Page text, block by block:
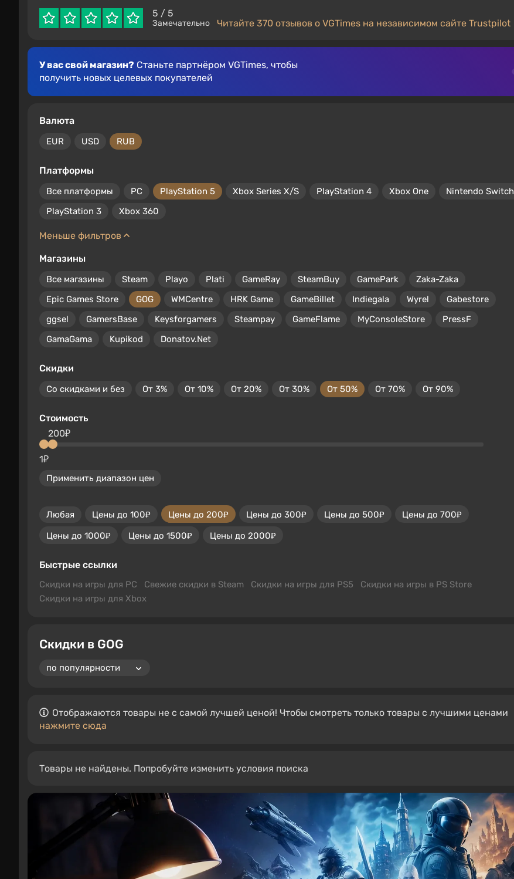
5 / 5
Замечательно Читайте 370 отзывов о VGTimes на независимом сайте Trustpilot
У вас свой магазин? Станьте партнёром VGTimes, чтобы
получить новых целевых покупателей
Валюта
EUR USD RUB
Платформы
Все платформы PC PlayStation 5 Xbox Series X/S PlayStation 4 Xbox One
Nintendo Switch
PlayStation 3
Xbox 360
Меньше фильтров
Магазины
Все магазины Steam Playo Plati GameRay SteamBuy GamePark
Zaka-Zaka
Epic Games Store
GOG WMCentre HRK Game GameBillet Indiegala Wyrel
Gabestore
ggsel
GamersBase Keysforgamers Steampay GameFlame MyConsoleStore
PressF
GamaGama
Kupikod Donatov.Net
Скидки
Со скидками и без От 3% От 10% От 20% От 30% От 50% От 70% От 90%
Стоимость
1₽
200₽
Применить диапазон цен
Любая Цены до 100₽ Цены до 200₽ Цены до 300₽ Цены до 500₽
Цены до 700₽
Цены до 1000₽
Цены до 1500₽ Цены до 2000₽
Быстрые ссылки
Скидки на игры для PC Свежие скидки в Steam Скидки на игры для PS5
Скидки на игры в PS Store
Скидки на игры для Xbox
Скидки в GOG
Отображаются товары не с самой лучшей ценой! Чтобы смотреть только товары с лучшими ценами
нажмите сюда
Товары не найдены. Попробуйте изменить условия поиска